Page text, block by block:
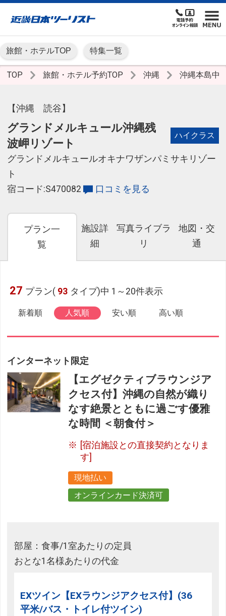
旅館・ホテルTOP 特集一覧
TOP 旅館・ホテル予約TOP 沖縄 沖縄本島中
【沖縄 読谷】
グランドメルキュール沖縄残
波岬リゾート
ハイクラス
グランドメルキュールオキナワザンパミサキリゾー
ト
宿コード:S470082
口コミを見る
プラン一
覧
施設詳
細
写真ライブラ
リ
地図・交
通
27 プラン( 93 タイプ)中 1～20件表示
新着順 人気順 安い順 高い順
インターネット限定
【エグゼクティブラウンジア
クセス付】沖縄の自然が織り
なす絶景とともに過ごす優雅
な時間 ＜朝食付＞
[宿泊施設との直接契約となりま
す]
現地払い
オンラインカード決済可
部屋：食事/1室あたりの定員
おとな1名様あたりの代金
EXツイン【EXラウンジアクセス付】(36
平米/バス・トイレ付ツイン)